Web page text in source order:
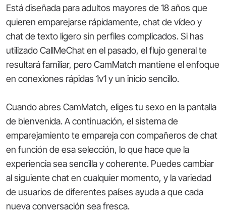
Está diseñada para adultos mayores de 18 años que
quieren emparejarse rápidamente, chat de vídeo y
chat de texto ligero sin perfiles complicados. Si has
utilizado CallMeChat en el pasado, el flujo general te
resultará familiar, pero CamMatch mantiene el enfoque
en conexiones rápidas 1v1 y un inicio sencillo.
Cuando abres CamMatch, eliges tu sexo en la pantalla
de bienvenida. A continuación, el sistema de
emparejamiento te empareja con compañeros de chat
en función de esa selección, lo que hace que la
experiencia sea sencilla y coherente. Puedes cambiar
al siguiente chat en cualquier momento, y la variedad
de usuarios de diferentes países ayuda a que cada
nueva conversación sea fresca.